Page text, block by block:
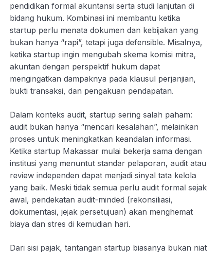
pendidikan formal akuntansi serta studi lanjutan di
bidang hukum. Kombinasi ini membantu ketika
startup perlu menata dokumen dan kebijakan yang
bukan hanya “rapi”, tetapi juga defensible. Misalnya,
ketika startup ingin mengubah skema komisi mitra,
akuntan dengan perspektif hukum dapat
mengingatkan dampaknya pada klausul perjanjian,
bukti transaksi, dan pengakuan pendapatan.
Dalam konteks audit, startup sering salah paham:
audit bukan hanya “mencari kesalahan”, melainkan
proses untuk meningkatkan keandalan informasi.
Ketika startup Makassar mulai bekerja sama dengan
institusi yang menuntut standar pelaporan, audit atau
review independen dapat menjadi sinyal tata kelola
yang baik. Meski tidak semua perlu audit formal sejak
awal, pendekatan audit-minded (rekonsiliasi,
dokumentasi, jejak persetujuan) akan menghemat
biaya dan stres di kemudian hari.
Dari sisi pajak, tantangan startup biasanya bukan niat